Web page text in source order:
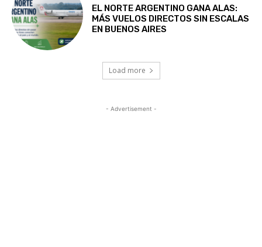
EL NORTE ARGENTINO GANA ALAS:
MÁS VUELOS DIRECTOS SIN ESCALAS
EN BUENOS AIRES
Load more
- Advertisement -